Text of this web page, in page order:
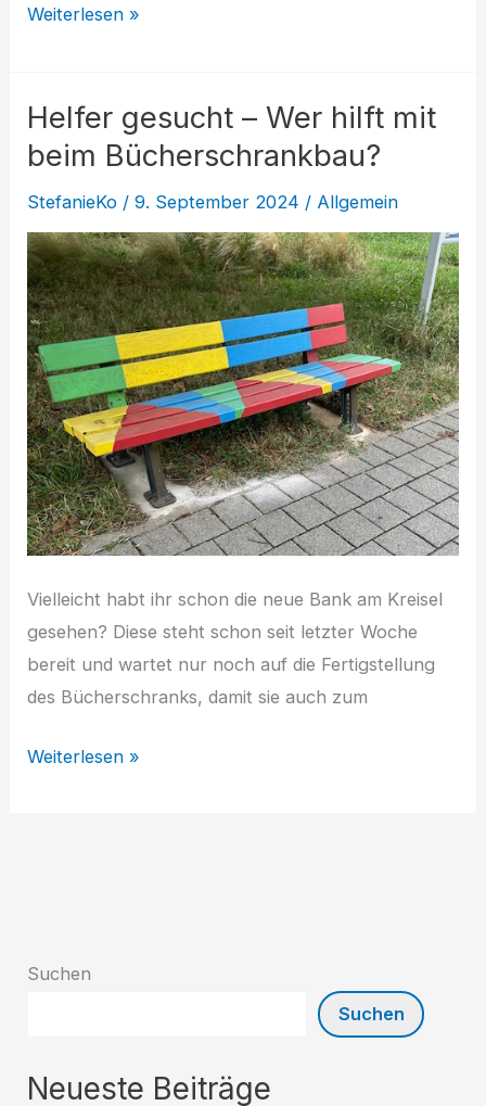
Mach
bauen
einen
Weiterlesen »
Helfer gesucht – Wer hilft mit
beim Bücherschrankbau?
StefanieKo /9. September 2024 / Allgemein
Vielleicht habt ihr schon die neue Bank am Kreisel
gesehen? Diese steht schon seit letzter Woche
bereit und wartet nur noch auf die Fertigstellung
des Bücherschranks, damit sie auch zum
Helfer
Bücherschrankbau?
Weiterlesen »
Suchen
Suchen
Neueste Beiträge